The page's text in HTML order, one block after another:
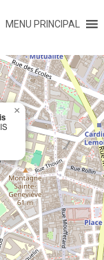
MENU PRINCIPAL
×